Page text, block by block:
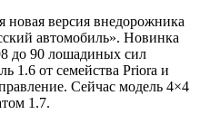
новая версия внедорожника
автомобиль». Новинка
до 90 лошадиных сил
1.6 от семейства Priora и
Сейчас модель 4×4
1.7.